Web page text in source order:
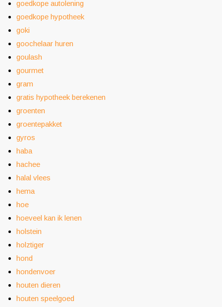
goedkope autolening
goedkope hypotheek
goki
goochelaar huren
goulash
gourmet
gram
gratis hypotheek berekenen
groenten
groentepakket
gyros
haba
hachee
halal vlees
hema
hoe
hoeveel kan ik lenen
holstein
holztiger
hond
hondenvoer
houten dieren
houten speelgoed